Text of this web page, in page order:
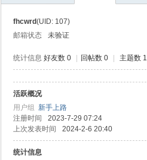
fhcwrd(UID: 107)
邮箱状态
未验证
统计信息 好友数 0 回帖数 0 主题数 1
活跃概况
用户组 新手上路
注册时间
2023-7-29 07:24
上次发表时间
2024-2-6 20:40
统计信息